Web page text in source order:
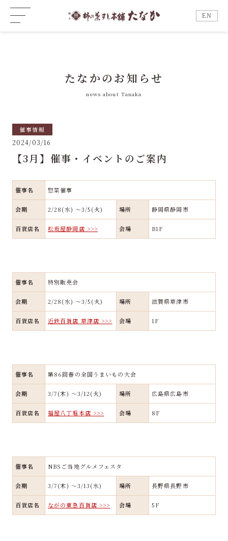
EN
たなかのお知らせ
news about Tanaka
催事情報
2024/03/16
【3月】催事・イベントのご案内
催事名 惣菜催事
会期 2/28(水) ～3/5(火) 場所 静岡県静岡市
百貨店名 松坂屋静岡店 >>> 会場 B1F
催事名 特別販売会
会期 2/28(水) ～3/5(火) 場所 滋賀県草津市
百貨店名 近鉄百貨店 草津店 >>> 会場 1F
催事名 第86回春の全国うまいもの大会
会期 3/7(木) ～3/12(火) 場所 広島県広島市
百貨店名 福屋八丁堀本店 >>> 会場 8F
催事名 NBSご当地グルメフェスタ
会期 3/7(木) ～3/13(水) 場所 長野県長野市
百貨店名 ながの東急百貨店 >>> 会場 5F